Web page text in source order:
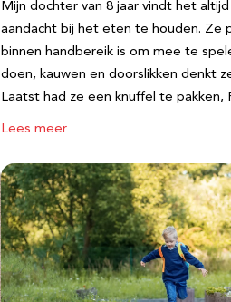
Mijn dochter van 8 jaar vindt het
aandacht bij het eten te houden. Ze
binnen handbereik is om mee te
doen, kauwen en doorslikken denkt
Laatst had ze een knuffel te pakken,
Lees meer